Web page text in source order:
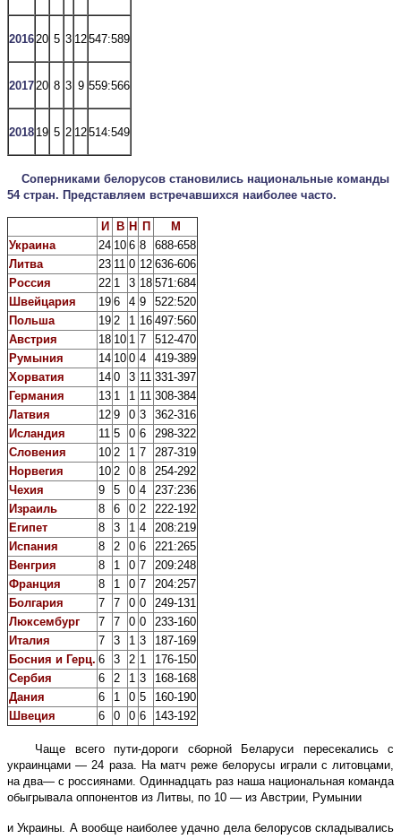
2016 20 5 3 12547:589
2017 20 8 3 9 559:566
2018 19 5 2 12514:549
Соперниками белорусов становились национальные команды
54 стран. Представляем встречавшихся наиболее часто.
И В Н П
М
Украина
24 10 6 8
688-658
Литва
23 11 0 12 636-606
Россия
22 1 3 18 571:684
Швейцария
19 6 4 9
522:520
Польша
19 2 1 16 497:560
Австрия
18 10 1 7
512-470
Румыния
14 10 0 4
419-389
Хорватия
14 0 3 11 331-397
Германия
13 1 1 11 308-384
Латвия
12 9 0 3
362-316
Исландия
11 5 0 6
298-322
Словения
10 2 1 7
287-319
Норвегия
10 2 0 8
254-292
Чехия
9 5 0 4
237:236
Израиль
8 6 0 2
222-192
Египет
8 3 1 4
208:219
Испания
8 2 0 6
221:265
Венгрия
8 1 0 7
209:248
Франция
8 1 0 7
204:257
Болгария
7 7 0 0
249-131
Люксембург
7 7 0 0
233-160
Италия
7 3 1 3
187-169
Босния и Герц. 6 3 2 1
176-150
Сербия
6 2 1 3
168-168
Дания
6 1 0 5
160-190
Швеция
6 0 0 6 143-192
Чаще всего пути-дороги сборной Беларуси пересекались с
украинцами — 24 раза. На матч реже белорусы играли с литовцами,
на два— с россиянами. Одиннадцать раз наша национальная команда
обыгрывала оппонентов из Литвы, по 10 — из Австрии, Румынии
иУкраины. А вообще наиболее удачно дела белорусов складывались